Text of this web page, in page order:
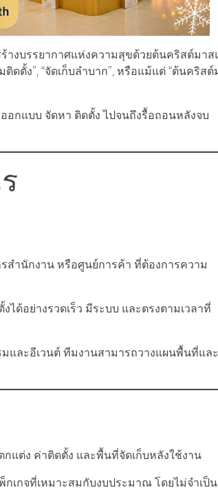
างบรรยากาศแห่งความสุขด้วยต้นคริสต์มาส
ตั้ง”, “จัดเก็บลำบาก”, หรือแม้แต่ “ต้นคริสต์
อกแบบ จัดหา ติดตั้ง ไปจนถึงรื้อถอนหลังจบ
สำนักงาน หรือศูนย์การค้า ที่ต้องการความ
อย่างรวดเร็ว มีระบบ และตรงตามเวลาที่
และอีเวนต์ ทีมงานสามารถวางแผนพื้นที่แล
แต่ง ค่าติดตั้ง และพื้นที่จัดเก็บหลังใช้งาน
เกจที่เหมาะสมกับงบประมาณ โดยไม่จำเป็